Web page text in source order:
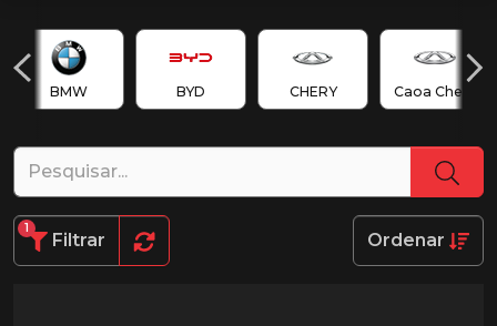
BMW BYD CHERY Caoa Chery
Filtrar
1
Ordenar